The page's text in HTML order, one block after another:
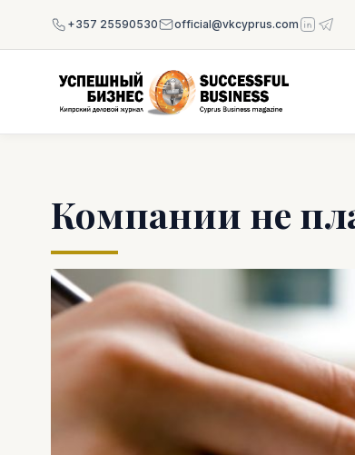
+357 25590530 official@vkcyprus.com
Компании не